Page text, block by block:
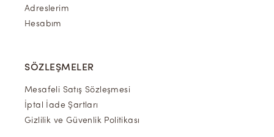
Adreslerim
Hesabım
SÖZLEŞMELER
Mesafeli Satış Sözleşmesi
İptal İade Şartları
Gizlilik ve Güvenlik Politikası